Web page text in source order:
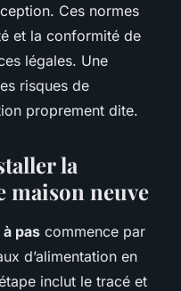
Ces normes
et la conformité de
légales. Une
risques de
proprement dite.
la
maison neuve
pas commence par
d’alimentation en
inclut le tracé et